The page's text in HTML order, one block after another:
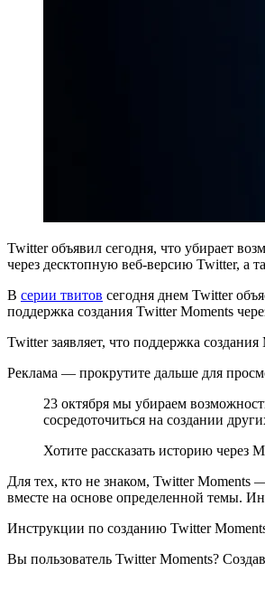
Twitter объявил сегодня, что убирает
через десктопную веб-версию Twitter, а
В серии твитов сегодня днем Twitter
поддержка создания Twitter Moments
Twitter заявляет, что поддержка
Реклама — прокрутите дальше для
23 октября мы убираем
сосредоточиться на создании
Хотите рассказать историю
Для тех, кто не знаком, Twitter Moments
вместе на основе определенной темы.
Инструкции по созданию Twitter
Вы пользователь Twitter Moments?